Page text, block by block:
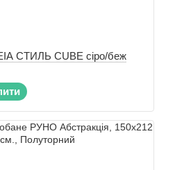
СТИЛЬ CUBE сіро/беж